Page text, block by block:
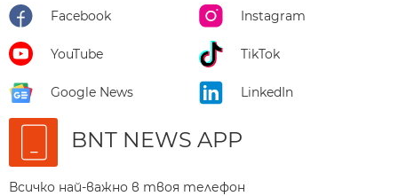
Facebook Instagram
YouTube TikTok
Google News LinkedIn
BNT NEWS APP
Всичко най-важно в твоя телефон